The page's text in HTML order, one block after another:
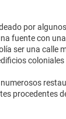
por
fuente con
ser una calle
procedentes